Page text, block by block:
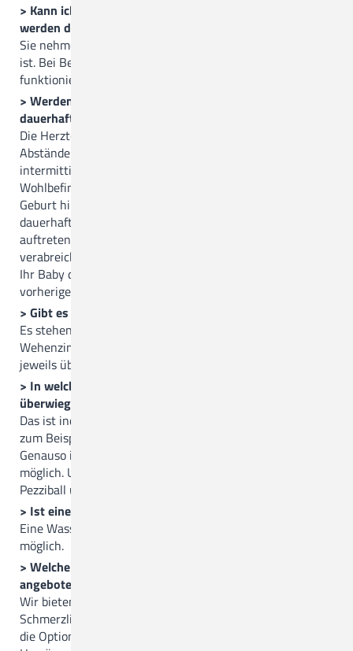
> Kann ich mich während der Wehen frei bewegen? Wie
werden die Herztöne des Babys dann überwacht?
Sie nehmen die Position ein, die Ihnen am angenehmsten
ist. Bei Bedarf nutzen wir ein CTG, das per Funk
funktioniert.
> Werden die Herztöne des Kindes unter der Geburt
dauerhaft überwacht?
Die Herztöne Ihres Kindes werden in regelmäßigen
Abständen mithilfe des CTGs überprüft. Die regelmäßige
intermittierende Überwachung ist für die Beurteilung des
Wohlbefindens des Kindes unerlässlich. Zum Ende der
Geburt hin überwachen wir die Herztöne des Kindes dann
dauerhaft. Falls zuvor Auffälligkeiten unter der Geburt
auftreten sollten oder bestimmte Medikamente
verabreicht werden, werden wir schon früher beginnen,
Ihr Baby dauerhaft zu überwachen. Auch hierbei wird eine
vorherige Absprache mit Ihnen erfolgen.
> Gibt es separate Wehenzimmer und Kreißsäle?
Es stehen drei Kreißsäle, ein Bad mit Gebärwanne und ein
Wehenzimmer zur Verfügung. Die Kreißsäle verfügen
jeweils über eigene Toiletten.
> In welcher Gebärhaltung bekommen die Frauen
überwiegend ihre Babys?
Das ist individuell sehr unterschiedlich. Beliebt sind der
zum Beispiel der Vierfüßlerstand oder die Seitenlage.
Genauso ist eine Geburt im Stehen, auf dem Hocker etc.
möglich. Unsere Kreißsäle sind mit einem Seil, einem
Pezziball und einer Matte ausgestattet.
> Ist eine Wassergeburt möglich?
Eine Wassergeburt ist je nach individueller Situation
möglich.
> Welche Möglichkeiten der Schmerzbehandlung werden
angeboten?
Wir bieten verschiedenste Möglichkeiten zur
Schmerzlinderung je nach Geburtssituation an. So gibt es
die Option des Einsatzes von Aromatherapie über